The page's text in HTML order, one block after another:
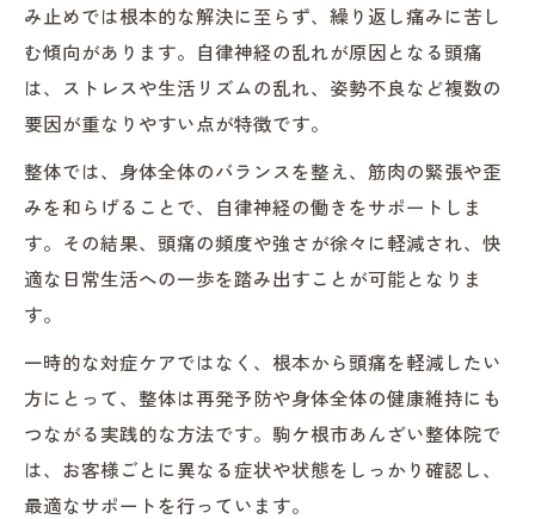
み止めでは根本的な解決に至らず、繰り返し痛みに苦し
む傾向があります。自律神経の乱れが原因となる頭痛
は、ストレスや生活リズムの乱れ、姿勢不良など複数の
要因が重なりやすい点が特徴です。
整体では、身体全体のバランスを整え、筋肉の緊張や歪
みを和らげることで、自律神経の働きをサポートしま
す。その結果、頭痛の頻度や強さが徐々に軽減され、快
適な日常生活への一歩を踏み出すことが可能となりま
す。
一時的な対症ケアではなく、根本から頭痛を軽減したい
方にとって、整体は再発予防や身体全体の健康維持にも
つながる実践的な方法です。駒ケ根市あんざい整体院で
は、お客様ごとに異なる症状や状態をしっかり確認し、
最適なサポートを行っています。